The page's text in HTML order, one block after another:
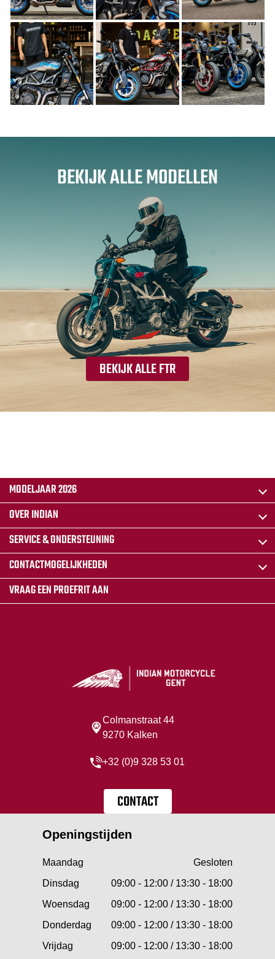
BEKIJK ALLE MODELLEN
BEKIJK ALLE FTR
MODELJAAR 2026
OVER INDIAN
SERVICE & ONDERSTEUNING
CONTACTMOGELIJKHEDEN
VRAAG EEN PROEFRIT AAN
Colmanstraat 44
9270 Kalken
+32 (0)9 328 53 01
CONTACT
Openingstijden
Maandag
Gesloten
Dinsdag
09:00 - 12:00 / 13:30 - 18:00
Woensdag
09:00 - 12:00 / 13:30 - 18:00
Donderdag
09:00 - 12:00 / 13:30 - 18:00
Vrijdag
09:00 - 12:00 / 13:30 - 18:00